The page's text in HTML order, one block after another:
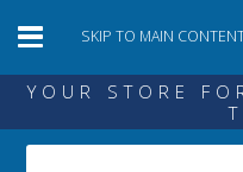
SKIP TO MAIN
YOUR STORE